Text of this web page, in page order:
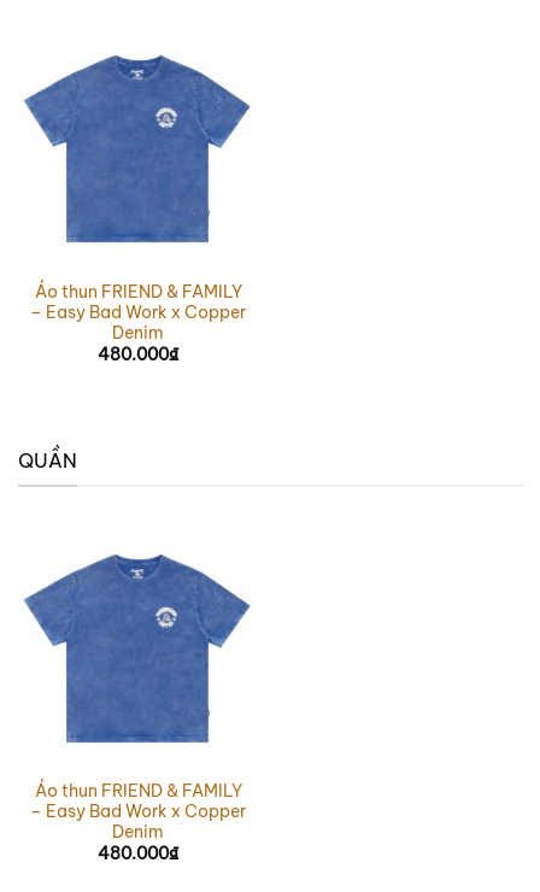
Áo thun FRIEND & FAMILY
– Easy Bad Work x Copper
Denim
480.000₫
QUẦN
Áo thun FRIEND & FAMILY
– Easy Bad Work x Copper
Denim
480.000₫